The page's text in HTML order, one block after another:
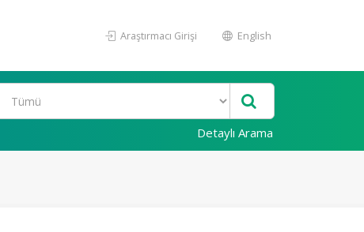
Araştırmacı Girişi English
Detaylı Arama